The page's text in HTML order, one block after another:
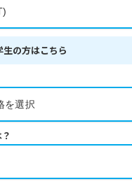
の方はこちら